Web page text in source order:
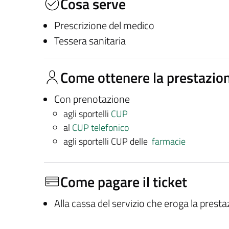
Prescrizione del medico
Tessera sanitaria
Come ottenere la
Con prenotazione
agli sportelli CUP
al CUP telefonico
agli sportelli CUP delle farmacie
Come pagare il ticket
Alla cassa del servizio che eroga la